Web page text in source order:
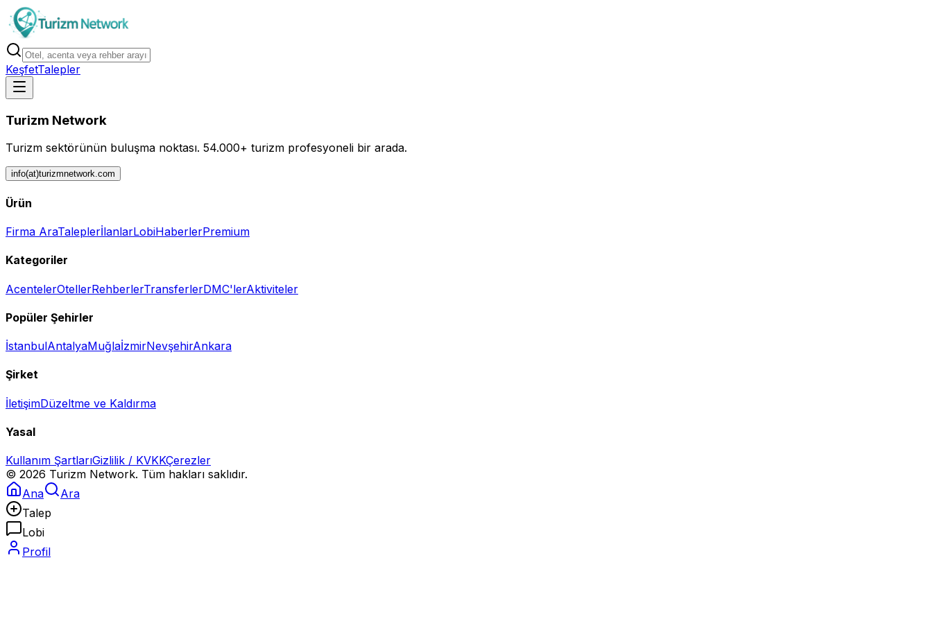
KeşfetTalepler
Turizm Network
Turizm sektörünün buluşma noktası. 54.000+ turizm profesyoneli bir arada.
info(at)turizmnetwork.com
Ürün
Firma AraTaleplerİlanlarLobiHaberlerPremium
Kategoriler
AcentelerOtellerRehberlerTransferlerDMC'lerAktiviteler
Popüler Şehirler
İstanbulAntalyaMuğlaİzmirNevşehirAnkara
Şirket
İletişimDüzeltme ve Kaldırma
Yasal
Kullanım ŞartlarıGizlilik / KVKKÇerezler
© 2026 Turizm Network. Tüm hakları saklıdır.
Ana
Ara
Talep
Lobi
Profil